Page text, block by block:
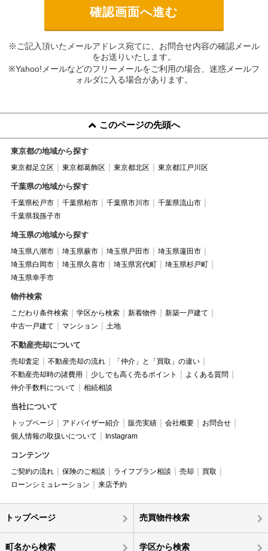
※ご記入頂いたメールアドレス宛てに、お問合せ内容の確認メール
をお送りいたします。
※Yahoo!メールなどのフリーメールをご利用の場合、迷惑メールフ
ォルダに入る場合があります。
このページの先頭へ
東京都の地域から探す
東京都足立区 東京都葛飾区 東京都北区 東京都江戸川区
千葉県の地域から探す
千葉県松戸市 千葉県柏市 千葉県市川市
千葉県流山市
千葉県我孫子市
埼玉県の地域から探す
埼玉県八潮市 埼玉県蕨市 埼玉県戸田市
埼玉県蓮田市
埼玉県白岡市
埼玉県久喜市 埼玉県宮代町
埼玉県杉戸町
埼玉県幸手市
物件検索
こだわり条件検索 学区から検索 新着物件
新築一戸建て
中古一戸建て
マンション 土地
不動産売却について
売却査定 不動産売却の流れ
「仲介」と「買取」の違い
不動産売却時の諸費用
少しでも高く売るポイント
よくある質問
仲介手数料について
相続相談
当社について
トップページ アドバイザー紹介 販売実績 会社概要
お問合せ
個人情報の取扱いについて
Instagram
コンテンツ
ご契約の流れ 保険のご相談 ライフプラン相談 売却
買取
ローンシミュレーション
来店予約
トップページ 売買物件検索
町名から検索 学区から検索